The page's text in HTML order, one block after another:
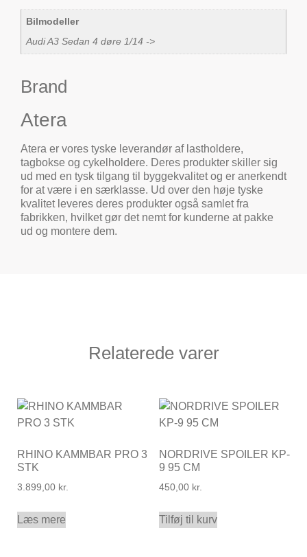
Bilmodeller
Audi A3 Sedan 4 døre 1/14 ->
Brand
Atera
Atera er vores tyske leverandør af lastholdere,
tagbokse og cykelholdere. Deres produkter skiller sig
ud med en tysk tilgang til byggekvalitet og er anerkendt
for at være i en særklasse. Ud over den høje tyske
kvalitet leveres deres produkter også samlet fra
fabrikken, hvilket gør det nemt for kunderne at pakke
ud og montere dem.
Relaterede varer
RHINO KAMMBAR PRO 3
STK
3.899,00 kr.
Læs mere
NORDRIVE SPOILER KP-
9 95 CM
450,00 kr.
Tilføj til kurv